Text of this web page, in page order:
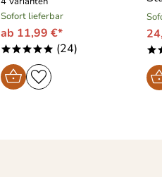
Sofort lieferbar
ab 11,99 €*
***** (24)